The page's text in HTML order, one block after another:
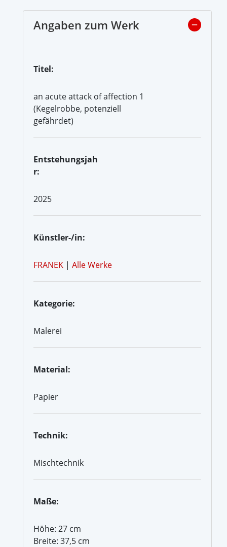
Angaben zum Werk
Titel:
an acute attack of affection 1
(Kegelrobbe, potenziell
gefährdet)
Entstehungsjah
r:
2025
Künstler-/in:
FRANEK | Alle Werke
Kategorie:
Malerei
Material:
Papier
Technik:
Mischtechnik
Maße:
Höhe: 27 cm
Breite: 37,5 cm